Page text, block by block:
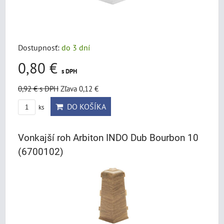
Dostupnosť: do 3 dní
0,80 € s DPH
0,92 €s DPH Zľava 0,12 €
ks DO KOŠÍKA
Vonkajší roh Arbiton INDO Dub Bourbon 10
(6700102)